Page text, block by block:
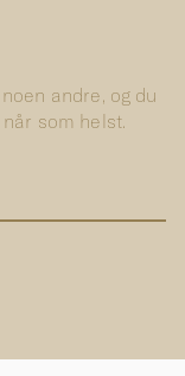
andre, og du
som helst.